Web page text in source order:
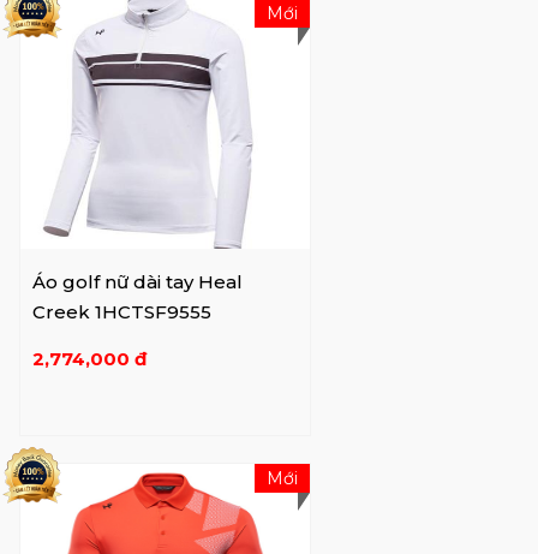
Áo golf nữ dài tay Heal
Creek 1HCTSF9555
2,774,000 đ
Mới
Mới